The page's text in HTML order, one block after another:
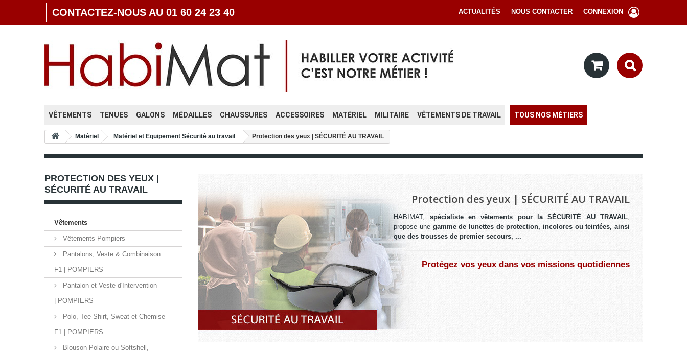
CONNEXION
NOUS CONTACTER
ACTUALITÉS
CONTACTEZ-NOUS AU 01 60 24 23 40
VÊTEMENTS TENUES GALONS MÉDAILLES CHAUSSURES ACCESSOIRES MATÉRIEL MILITAIRE VÊTEMENTS DE TRAVAIL TOUS NOS MÉTIERS
Matériel Matériel et Equipement Sécurité au travail Protection des yeux | SÉCURITÉ AU TRAVAIL
PROTECTION DES YEUX |
SÉCURITÉ AU TRAVAIL
Vêtements
Vêtements Pompiers
Pantalons, Veste & Combinaison
F1 | POMPIERS
Pantalon et Veste d'Intervention
| POMPIERS
Polo, Tee-Shirt, Sweat et Chemise
F1 | POMPIERS
Blouson Polaire ou Softshell,
Protection des yeux | SÉCURITÉ AU TRAVAIL
HABIMAT, spécialiste en vêtements pour la SÉCURITÉ AU TRAVAIL,
propose une gamme de lunettes de protection, incolores ou teintées, ainsi
que des trousses de premier secours, ...
Protégez vos yeux dans vos missions quotidiennes